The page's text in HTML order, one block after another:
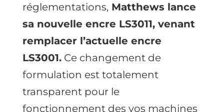
réglementations, Matthews lance
sa nouvelle encre LS3011, venant
remplacer l’actuelle encre
LS3001.Ce changement de
formulation est totalement
transparent pour le
fonctionnement des vos machines